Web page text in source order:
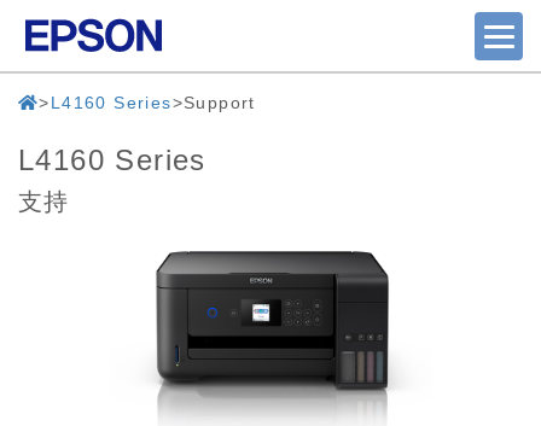
L4160 Series Support
L4160 Series
支持